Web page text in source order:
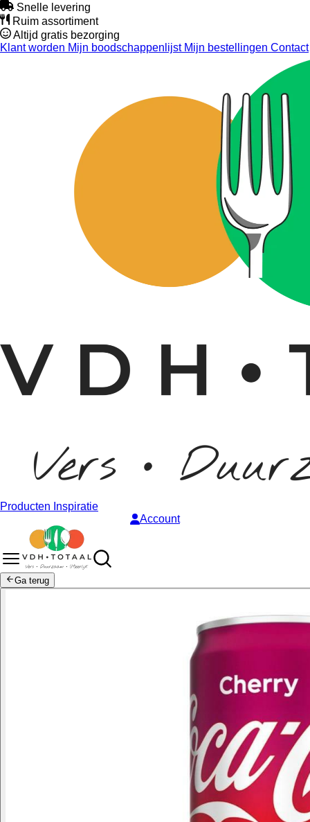
Snelle levering
Ruim assortiment
Altijd gratis bezorging
Klant worden Mijn boodschappenlijstMijn bestellingen Contact
Producten Inspiratie
Account
Ga terug